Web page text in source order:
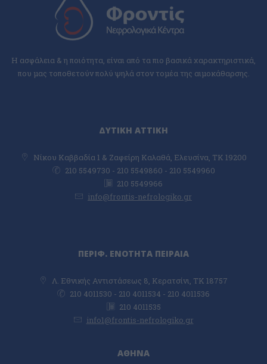
Η ασφάλεια & η ποιότητα, είναι από τα πιο βασικά χαρακτηριστικά,
που μας τοποθετούν πολύ ψηλά στον τομέα της αιμοκάθαρσης.
ΔΥΤΙΚΗ ΑΤΤΙΚΗ
Νίκου Καββαδία 1 & Ζαφείρη Καλαθά, Ελευσίνα, TK 19200
210 5549730 - 210 5549860 - 210 5549960
210 5549966
info@frontis-nefrologiko.gr
ΠΕΡΙΦ. ΕΝΟΤΗΤΑ ΠΕΙΡΑΙΑ
Λ. Εθνικής Αντιστάσεως 8, Κερατσίνι, ΤΚ 18757
210 4011530 - 210 4011534 - 210 4011536
210 4011535
info1@frontis-nefrologiko.gr
ΑΘΗΝΑ